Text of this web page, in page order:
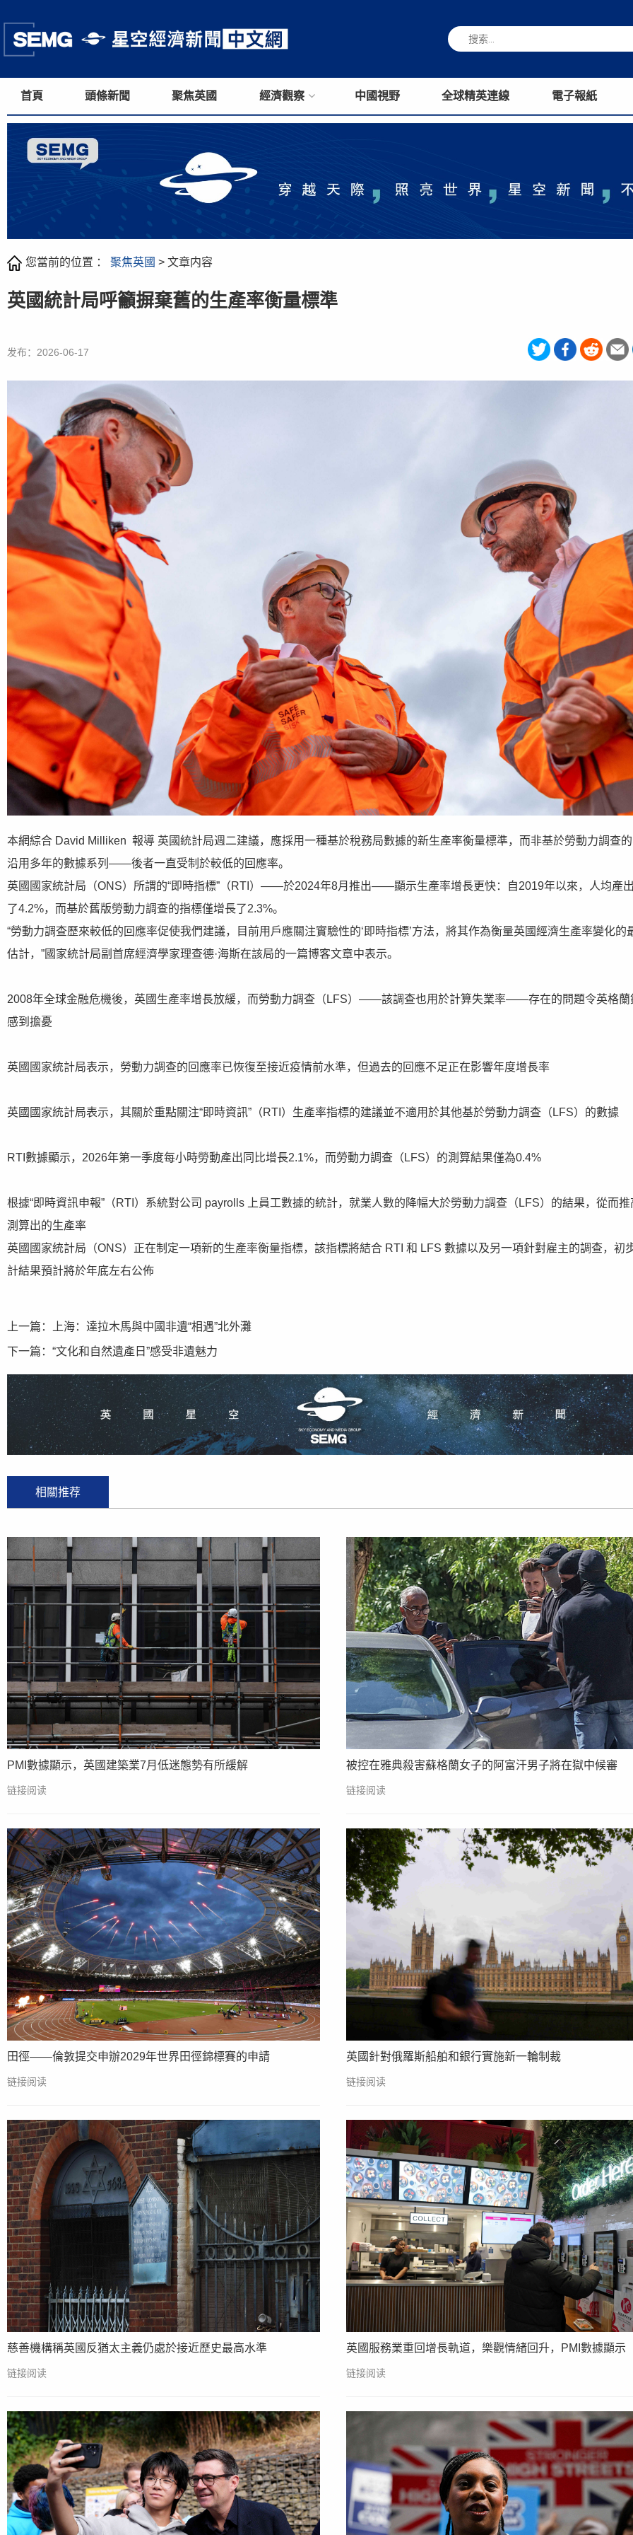
首頁 頭條新聞 聚焦英國 經濟觀察 中國視野 全球精英連線 電子報紙
您當前的位置 ： 聚焦英國 > 文章内容
英國統計局呼籲摒棄舊的生產率衡量標準
发布：2026-06-17
本網綜合 David Milliken 報導 英國統計局週二建議，應採用一種基於稅務局數據的新生產率衡量標準，而非基於勞動力調查
沿用多年的數據系列——後者一直受制於較低的回應率。
英國國家統計局（ONS）所謂的“即時指標”（RTI）——於2024年8月推出——顯示生產率增長更快：自2019年以來，人均產
了4.2%，而基於舊版勞動力調查的指標僅增長了2.3%。
“勞動力調查歷來較低的回應率促使我們建議，目前用戶應關注實驗性的‘即時指標’方法，將其作為衡量英國經濟生產率變化的
估計，”國家統計局副首席經濟學家理查德·海斯在該局的一篇博客文章中表示。
2008年全球金融危機後，英國生產率增長放緩，而勞動力調查（LFS）——該調查也用於計算失業率——存在的問題令英格蘭
感到擔憂
英國國家統計局表示，勞動力調查的回應率已恢復至接近疫情前水準，但過去的回應不足正在影響年度增長率
英國國家統計局表示，其關於重點關注“即時資訊”（RTI）生產率指標的建議並不適用於其他基於勞動力調查（LFS）的數據
RTI數據顯示，2026年第一季度每小時勞動產出同比增長2.1%，而勞動力調查（LFS）的測算結果僅為0.4%
根據“即時資訊申報”（RTI）系統對公司 payrolls 上員工數據的統計，就業人數的降幅大於勞動力調查（LFS）的結果，從而推
測算出的生產率
英國國家統計局（ONS）正在制定一項新的生產率衡量指標，該指標將結合 RTI 和 LFS 數據以及另一項針對雇主的調查，初
計結果預計將於年底左右公佈
上一篇： 上海：達拉木馬與中國非遺“相遇”北外灘
下一篇： “文化和自然遺產日”感受非遺魅力
相關推荐
PMI數據顯示，英國建築業7月低迷態勢有所緩解
链接阅读
被控在雅典殺害蘇格蘭女子的阿富汗男子將在獄中候審
链接阅读
田徑——倫敦提交申辦2029年世界田徑錦標賽的申請
链接阅读
英國針對俄羅斯船舶和銀行實施新一輪制裁
链接阅读
慈善機構稱英國反猶太主義仍處於接近歷史最高水準
链接阅读
英國服務業重回增長軌道，樂觀情緒回升，PMI數據顯示
链接阅读